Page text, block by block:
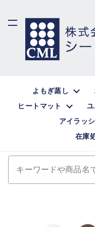
よもぎ蒸し
ヒートマット
アイラッ
在庫